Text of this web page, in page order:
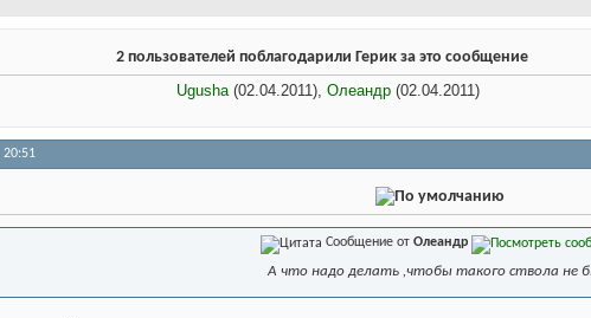
2 пользователей поблагодарили Герик за это сообщение
Ugusha(02.04.2011), Олеандр(02.04.2011)
20:51
Сообщение от Олеандр
А что надо делать ,чтобы такого ствола не